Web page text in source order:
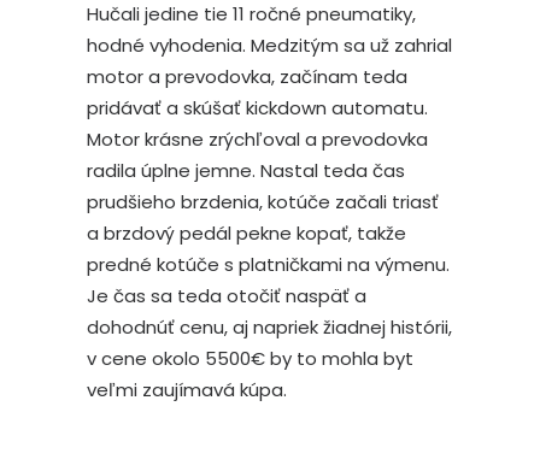
Hučali jedine tie 11 ročné pneumatiky,
hodné vyhodenia. Medzitým sa už zahrial
motor a prevodovka, začínam teda
pridávať a skúšať kickdown automatu.
Motor krásne zrýchľoval a prevodovka
radila úplne jemne. Nastal teda čas
prudšieho brzdenia, kotúče začali triasť
a brzdový pedál pekne kopať, takže
predné kotúče s platničkami na výmenu.
Je čas sa teda otočiť naspäť a
dohodnúť cenu, aj napriek žiadnej histórii,
v cene okolo 5500€ by to mohla byt
veľmi zaujímavá kúpa.